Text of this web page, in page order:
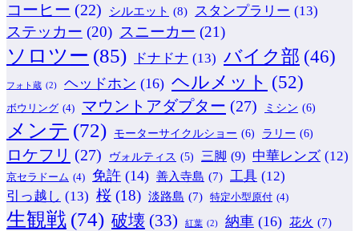
コーヒー (22) シルエット (8) スタンプラリー (13)
ステッカー (20) スニーカー (21)
ソロツー (85) ドナドナ (13) バイク部 (46)
フォト蔵 (2) ヘッドホン (16) ヘルメット (52)
ボウリング (4) マウントアダプター (27) ミシン (6)
メンテ (72) モーターサイクルショー (6) ラリー (6)
ロケフリ (27) ヴォルティス (5) 三脚 (9) 中華レンズ (12)
京セラドーム (4) 免許 (14) 善入寺島 (7) 工具 (12)
引っ越し (13) 桜 (18) 淡路島 (7) 特定小型原付 (4)
生観戦 (74) 破壊 (33) 紅葉 (2) 納車 (16) 花火 (7)